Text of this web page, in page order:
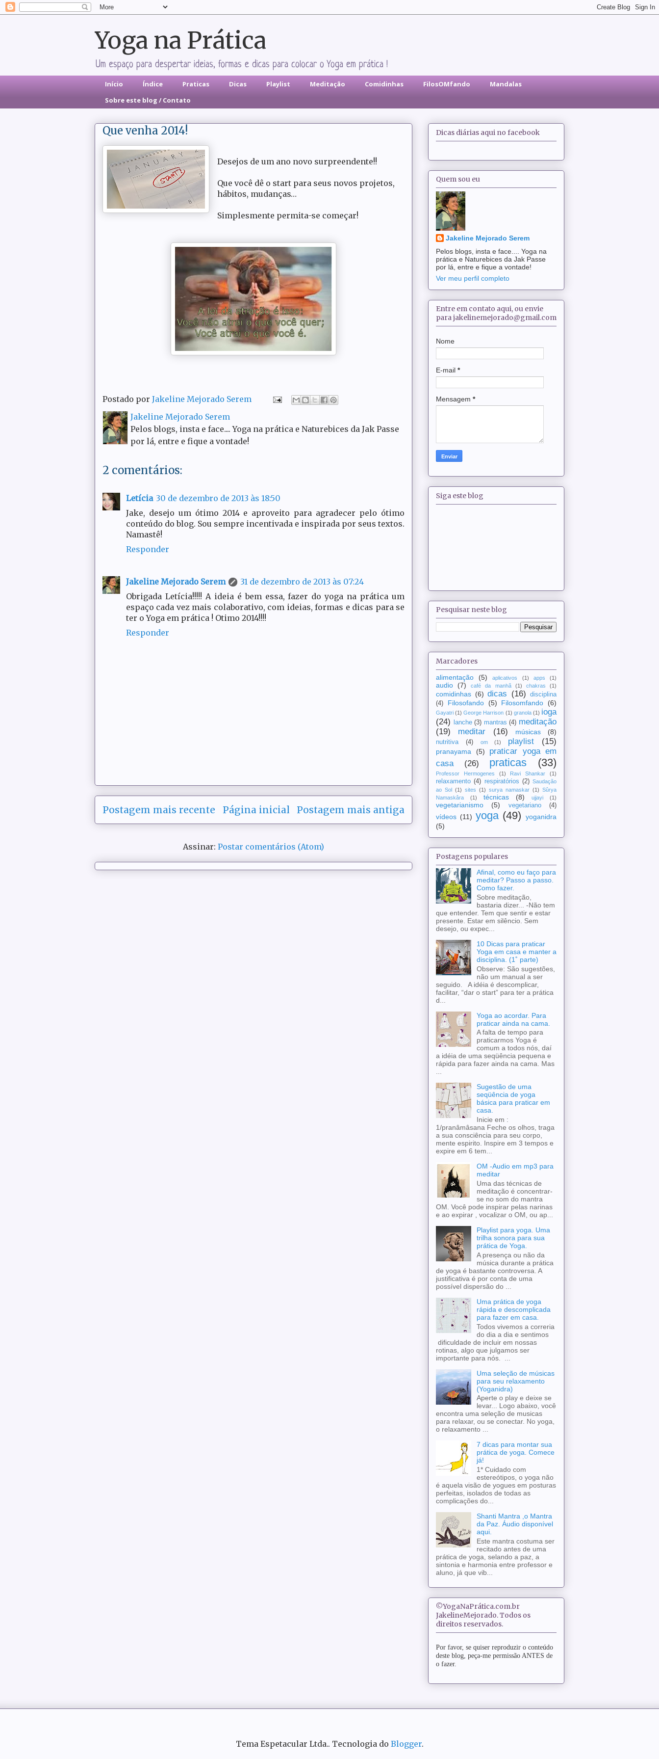
Yoga na Prática
Um espaço para despertar ideias, formas e dicas para colocar o Yoga em prática !
Início Índice Praticas Dicas Playlist Meditação Comidinhas FilosOMfando
Mandalas
Sobre este blog / Contato
Que venha 2014!
Desejos de um ano novo surpreendente!!
Que você dê o start para seus novos projetos,
hábitos, mudanças…
Simplesmente permita-se começar!
Postado por Jakeline Mejorado Serem
Jakeline Mejorado Serem
Pelos blogs, insta e face.... Yoga na prática e Naturebices da Jak Passe
por lá, entre e fique a vontade!
2 comentários:
Letícia 30 de dezembro de 2013 às 18:50
Jake, desejo um ótimo 2014 e aproveito para agradecer pelo ótimo
conteúdo do blog. Sou sempre incentivada e inspirada por seus textos.
Namastê!
Responder
Jakeline Mejorado Serem
31 de dezembro de 2013 às 07:24
Obrigada Letícia!!!!! A ideia é bem essa, fazer do yoga na prática um
espaço cada vez mais colaborativo, com ideias, formas e dicas para se
ter o Yoga em prática ! Otimo 2014!!!!
Responder
Postagem mais recente Postagem mais antiga
Página inicial
Assinar: Postar comentários (Atom)
Dicas diárias aqui no facebook
Quem sou eu
Jakeline Mejorado Serem
Pelos blogs, insta e face.... Yoga na
prática e Naturebices da Jak Passe
por lá, entre e fique a vontade!
Ver meu perfil completo
Entre em contato aqui, ou envie
para jakelinemejorado@gmail.com
Nome
E-mail *
Mensagem *
Siga este blog
Pesquisar neste blog
Marcadores
alimentação (5) aplicativos (1) apps (1)
audio (7) café da manhã (1) chakras (1)
comidinhas (6) dicas (16)
disciplina
(4)
Filosofando (5) Filosomfando (6)
Gayatri (1) George Harrison (1) granola (1) ioga
(24)
lanche (3) mantras (4) meditação
(19)
meditar (16) músicas (8)
nutritiva (4) om (1) playlist (15)
pranayama (5)
praticar yoga em
casa
(26) praticas (33)
Professor Hermogenes (1) Ravi Shankar (1)
relaxamento (4) respiratórios (2) Saudação
ao Sol (1) sites (1) surya namaskar (1) Sûrya
Namaskâra
(1) técnicas (8) ujjayi (1)
vegetarianismo (5) vegetariano (4)
vídeos (11) yoga (49)
yoganidra
(5)
Postagens populares
Afinal, como eu faço para
meditar? Passo a passo.
Como fazer.
Sobre meditação,
bastaria dizer... -Não tem
que entender. Tem que sentir e estar
presente. Estar em silêncio. Sem
desejo, ou expec...
10 Dicas para praticar
Yoga em casa e manter a
disciplina. (1˚ parte)
Observe: São sugestões,
não um manual a ser
seguido. A idéia é descomplicar,
facilitar, “dar o start” para ter a prática
d...
Yoga ao acordar. Para
praticar ainda na cama.
A falta de tempo para
praticarmos Yoga é
comum a todos nós, daí
a idéia de uma seqüência pequena e
rápida para fazer ainda na cama. Mas
...
Sugestão de uma
seqüência de yoga
básica para praticar em
casa.
Inicie em :
1/pranâmâsana Feche os olhos, traga
a sua consciência para seu corpo,
mente espirito. Inspire em 3 tempos e
expire em 6 tem...
OM -Audio em mp3 para
meditar
Uma das técnicas de
meditação é concentrar-
se no som do mantra
OM. Você pode inspirar pelas narinas
e ao expirar , vocalizar o OM, ou ap...
Playlist para yoga. Uma
trilha sonora para sua
prática de Yoga.
A presença ou não da
música durante a prática
de yoga é bastante controversa. A
justificativa é por conta de uma
possível dispersão do ...
Uma prática de yoga
rápida e descomplicada
para fazer em casa.
Todos vivemos a correria
do dia a dia e sentimos
dificuldade de incluir em nossas
rotinas, algo que julgamos ser
importante para nós. ...
Uma seleção de músicas
para seu relaxamento
(Yoganidra)
Aperte o play e deixe se
levar... Logo abaixo, você
encontra uma seleção de musicas
para relaxar, ou se conectar. No yoga,
o relaxamento ...
7 dicas para montar sua
prática de yoga. Comece
já!
1* Cuidado com
estereótipos, o yoga não
é aquela visão de yogues em posturas
perfeitas, isolados de todas as
complicações do...
Shanti Mantra ,o Mantra
da Paz. Áudio disponível
aqui.
Este mantra costuma ser
recitado antes de uma
prática de yoga, selando a paz, a
sintonia e harmonia entre professor e
aluno, já que vib...
©YogaNaPrática.com.br
JakelineMejorado. Todos os
direitos reservados.
Por favor, se quiser reproduzir o conteúdo
deste blog, peça-me permissão ANTES de
o fazer.
Tema Espetacular Ltda.. Tecnologia do Blogger.